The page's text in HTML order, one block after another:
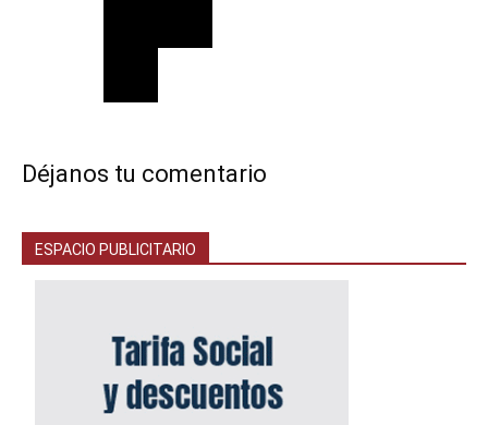
Déjanos tu comentario
ESPACIO PUBLICITARIO